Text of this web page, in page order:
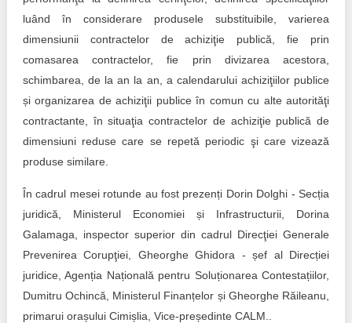
luând în considerare produsele substituibile, varierea
dimensiunii contractelor de achiziţie publică, fie prin
comasarea contractelor, fie prin divizarea acestora,
schimbarea, de la an la an, a calendarului achiziţiilor publice
și organizarea de achiziţii publice în comun cu alte autorităţi
contractante, în situaţia contractelor de achiziţie publică de
dimensiuni reduse care se repetă periodic şi care vizează
produse similare.
În cadrul mesei rotunde au fost prezenți Dorin Dolghi - Secția
juridică, Ministerul Economiei și Infrastructurii, Dorina
Galamaga, inspector superior din cadrul Direcţiei Generale
Prevenirea Corupţiei, Gheorghe Ghidora - șef al Direcției
juridice, Agenția Națională pentru Soluționarea Contestațiilor,
Dumitru Ochincă, Ministerul Finanțelor și Gheorghe Răileanu,
primarui orașului Cimișlia, Vice-președinte CALM..